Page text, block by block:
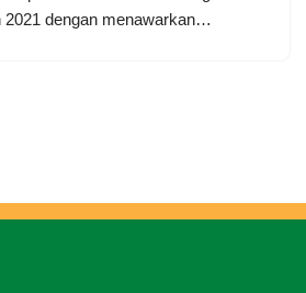
2021 dengan menawarkan…